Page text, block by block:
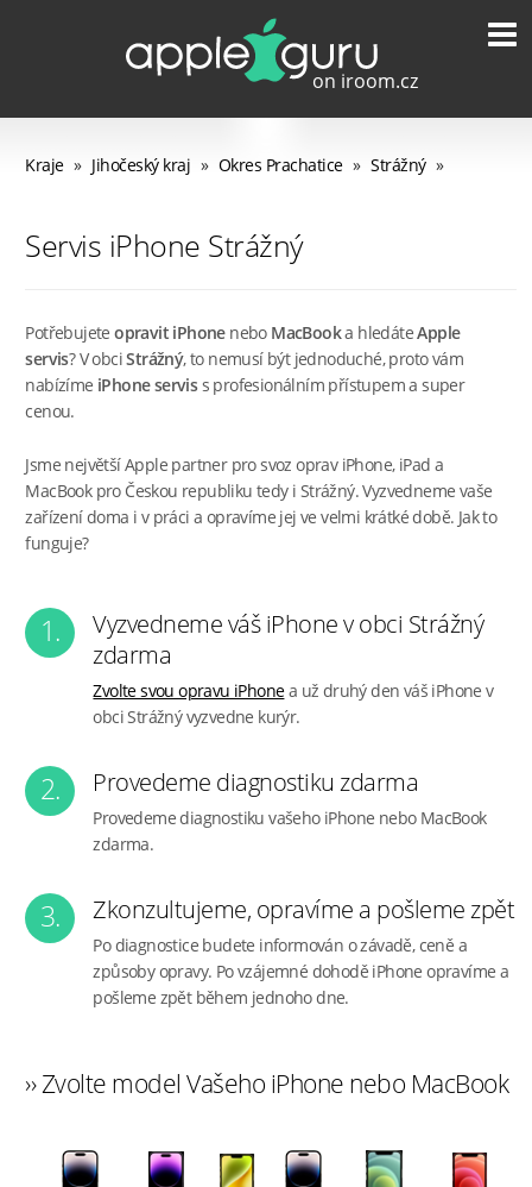
Kraje » Jihočeský kraj » Okres Prachatice » Strážný »
Servis iPhone Strážný
Potřebujeteopravit iPhonenebo MacBooka hledáteApple
servis? V obciStrážný, to nemusí být jednoduché, proto vám
nabízíme iPhone serviss profesionálním přístupem a super
cenou.
Jsme největší Apple partner pro svoz oprav iPhone, iPad a
MacBook pro Českou republiku tedy i Strážný. Vyzvedneme vaše
zařízení doma i v práci a opravíme jej ve velmi krátké době. Jak to
funguje?
1.
Vyzvedneme váš iPhone v obci Strážný
zdarma
Zvolte svou opravu iPhonea už druhý den váš iPhone v
obci Strážný vyzvedne kurýr.
2. Provedeme diagnostiku zdarma
Provedeme diagnostiku vašeho iPhone nebo MacBook
zdarma.
3. Zkonzultujeme, opravíme a pošleme zpět
Po diagnostice budete informován o závadě, ceně a
způsoby opravy. Po vzájemné dohodě iPhone opravíme a
pošleme zpět během jednoho dne.
›› Zvolte model Vašeho iPhone nebo MacBook